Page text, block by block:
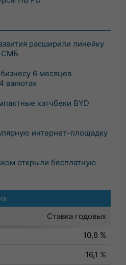
расширили линейку
СМБ
6 месяцев
валютах
хэтчбеки BYD
интернет-площадку
открыли бесплатную
Ставка годовых
10,8 %
16,1 %